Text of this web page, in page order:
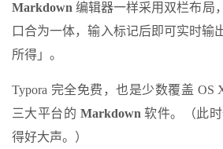
Markdown 编辑器一样采用双栏布局
口合为一体，输入标记后即可实时输
所得」。
Typora 完全免费，也是少数覆盖 OS
三大平台的 Markdown 软件。（此
得好大声。）